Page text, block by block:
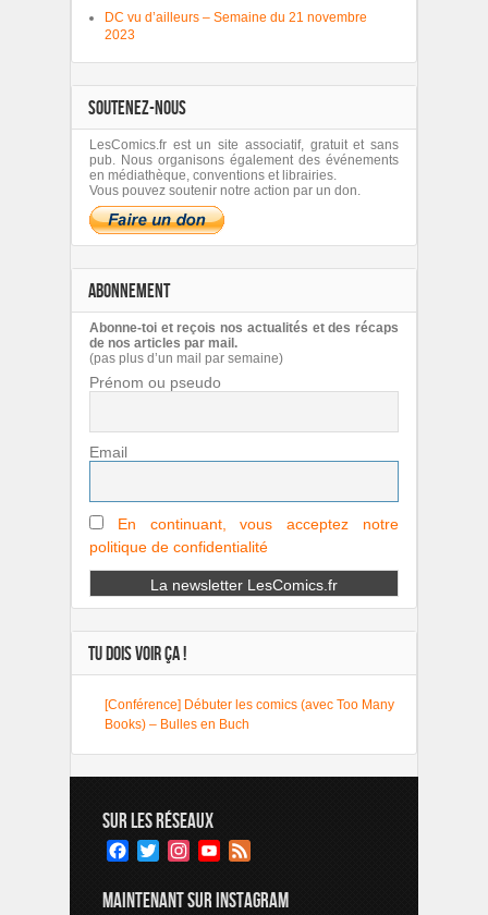
DC vu d’ailleurs – Semaine du 21 novembre
2023
SOUTENEZ-NOUS
LesComics.fr est un site associatif, gratuit et sans
pub. Nous organisons également des événements
en médiathèque, conventions et librairies.
Vous pouvez soutenir notre action par un don.
ABONNEMENT
Abonne-toi et reçois nos actualités et des récaps
de nos articles par mail.
(pas plus d’un mail par semaine)
Prénom ou pseudo
Email
En continuant, vous acceptez notre
politique de confidentialité
TU DOIS VOIR ÇA !
[Conférence] Débuter les comics (avec Too Many
Books) – Bulles en Buch
SUR LES RÉSEAUX
Facebook
TwitterInstagramYouTube
MAINTENANT SUR INSTAGRAM